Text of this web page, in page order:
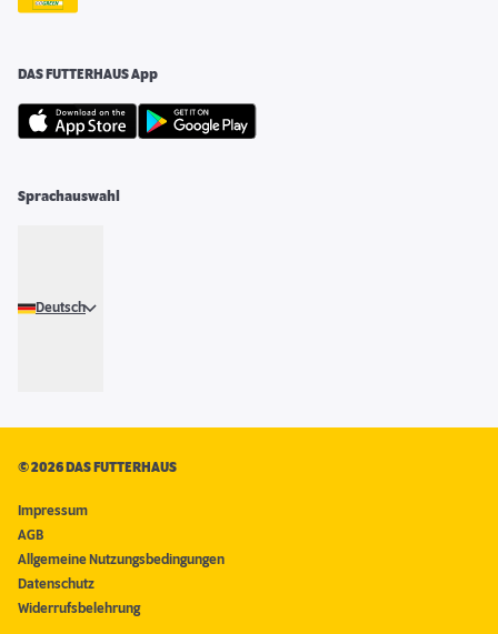
DAS FUTTERHAUS App
Sprachauswahl
Deutsch
©2026 DAS FUTTERHAUS
Impressum
AGB
Allgemeine Nutzungsbedingungen
Datenschutz
Widerrufsbelehrung